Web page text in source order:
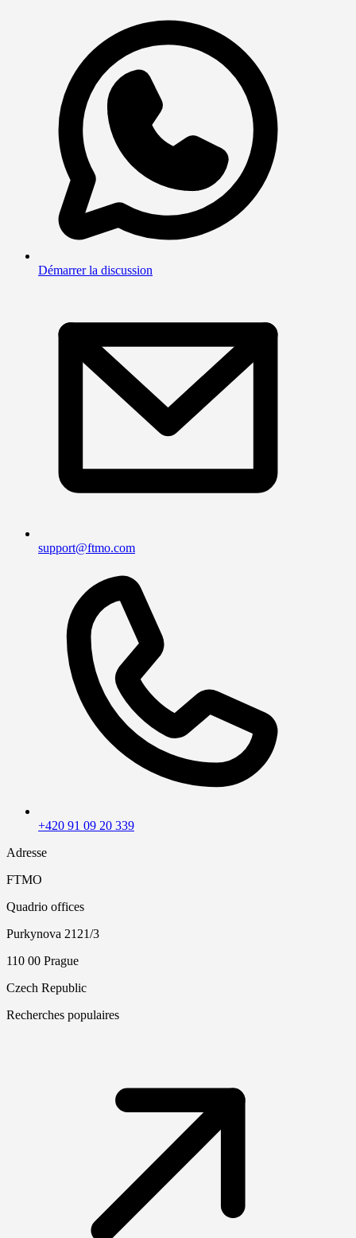
Démarrer la discussion
support@ftmo.com
+420 91 09 20 339
Adresse
FTMO
Quadrio offices
Purkynova 2121/3
110 00 Prague
Czech Republic
Recherches populaires